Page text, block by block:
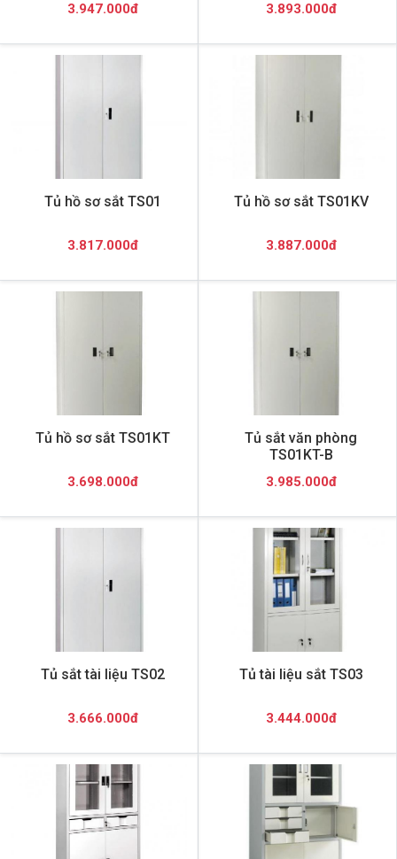
3.947.000đ 3.893.000đ
Tủ hồ sơ sắt TS01
3.817.000đ
Tủ hồ sơ sắt TS01KV
3.887.000đ
Tủ hồ sơ sắt TS01KT
3.698.000đ
Tủ sắt văn phòng
TS01KT-B
3.985.000đ
Tủ sắt tài liệu TS02
3.666.000đ
Tủ tài liệu sắt TS03
3.444.000đ